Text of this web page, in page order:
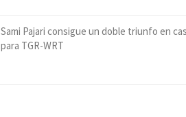
Sami Pajari consigue un doble triunfo en
para TGR-WRT